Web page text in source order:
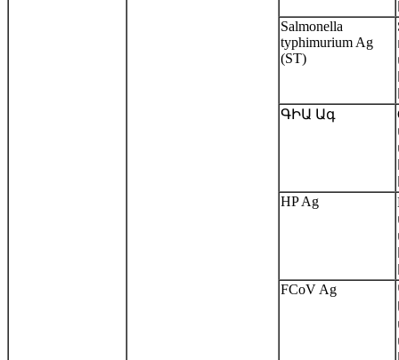
Salmonella
typhimurium Ag
(ST)
ԳԻԱ Ագ
HP Ag
FCoV Ag